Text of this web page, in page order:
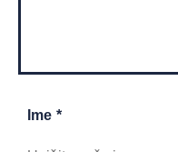
Ime *